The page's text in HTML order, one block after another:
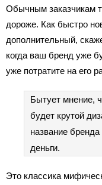
Обычным заказчикам
дороже. Как быстро
дополнительный,
когда ваш бренд уже
уже потратите на его
Бытует мнение,
будет крутой
название
деньги.
Это классика